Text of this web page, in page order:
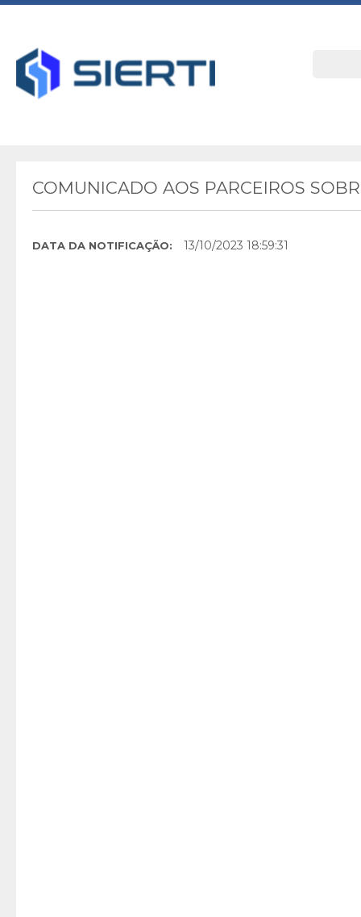
COMUNICADO AOS PARCEIROS
DATA DA NOTIFICAÇÃO: 13/10/2023 18:59:31